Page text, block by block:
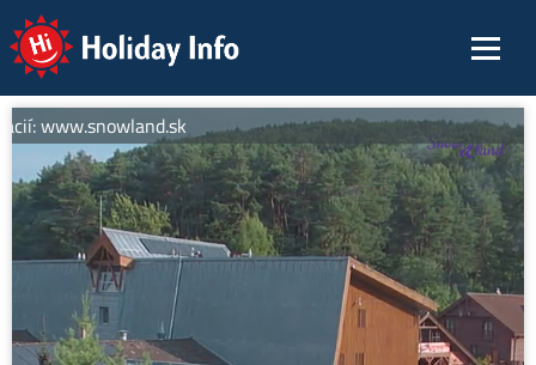
Holiday Info
www.snowland.sk